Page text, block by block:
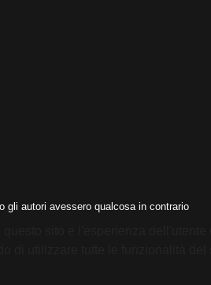
gli autori avessero qualcosa in contrario
sito e l'esperienza dell'utente